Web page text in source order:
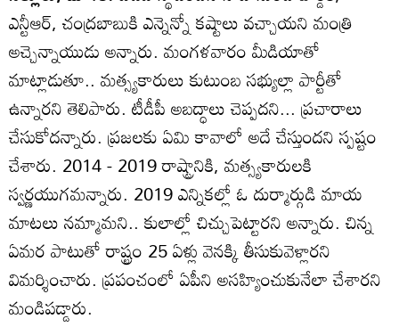
ఎన్టీఆర్, చంద్రబాబుకి ఎన్నెన్నో కష్టాలు వచ్చాయని మంత్రి
అచ్చెన్నాయుడు అన్నారు. మంగళవారం మీడియాతో
మాట్లాడుతూ.. మత్స్యకారులు కుటుంబ సభ్యుల్లా పార్టీతో
ఉన్నారని తెలిపారు. టీడీపీ అబద్ధాలు చెప్పదని... ప్రచారాలు
చేసుకోదన్నారు. ప్రజలకు ఏమి కావాలో అదే చేస్తుందని స్పష్టం
చేశారు. 2014 - 2019 రాష్ట్రానికి, మత్స్యకారులకి
స్వర్ణయుగమన్నారు. 2019 ఎన్నికల్లో ఓ దుర్మార్గుడి మాయ
మాటలు నమ్మామని.. కులాల్లో చిచ్చుపెట్టారని అన్నారు. చిన్న
ఏమర పాటుతో రాష్ట్రం 25 ఏళ్లు వెనక్కి తీసుకువెళ్లారని
విమర్శించారు. ప్రపంచంలో ఏపీని అసహ్యించుకునేలా చేశారని
మండిపడ్డారు.